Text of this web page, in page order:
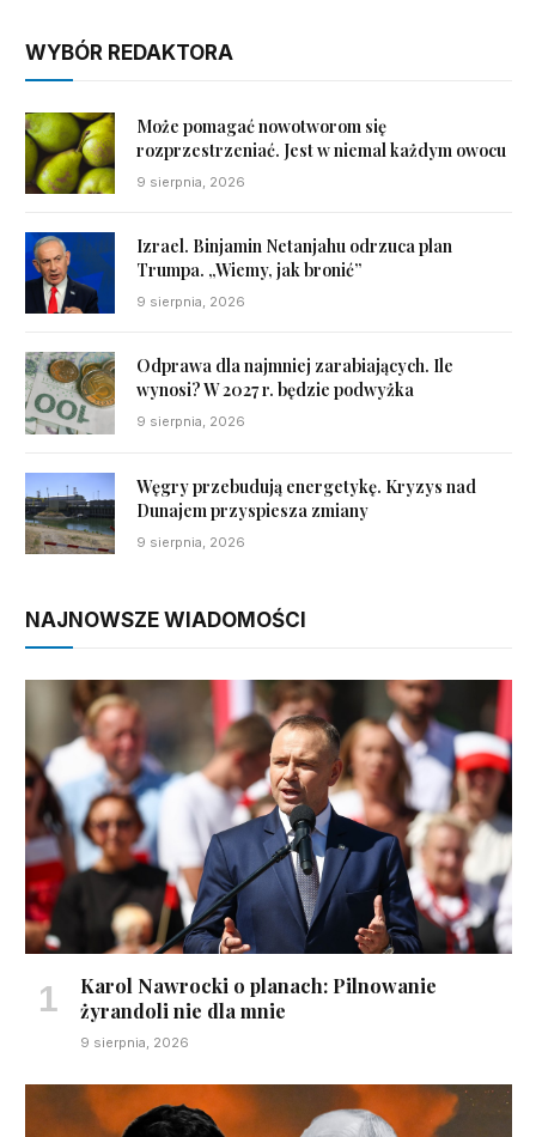
WYBÓR REDAKTORA
Może pomagać nowotworom się
rozprzestrzeniać. Jest w niemal każdym owocu
9 sierpnia, 2026
Izrael. Binjamin Netanjahu odrzuca plan
Trumpa. „Wiemy, jak bronić”
9 sierpnia, 2026
Odprawa dla najmniej zarabiających. Ile
wynosi? W 2027 r. będzie podwyżka
9 sierpnia, 2026
Węgry przebudują energetykę. Kryzys nad
Dunajem przyspiesza zmiany
9 sierpnia, 2026
NAJNOWSZE WIADOMOŚCI
Karol Nawrocki o planach: Pilnowanie
żyrandoli nie dla mnie
9 sierpnia, 2026